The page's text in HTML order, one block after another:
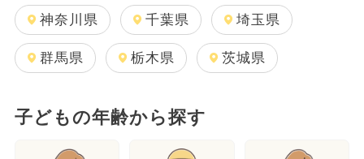
神奈川県 千葉県 埼玉県
群馬県 栃木県 茨城県
子どもの年齢から探す